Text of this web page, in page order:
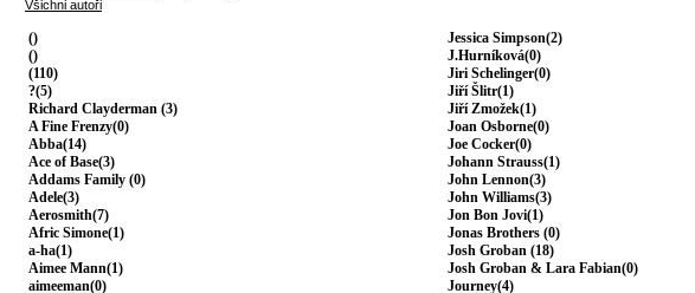
Všichni autoři
()
()
(110)
?(5)
Richard Clayderman (3)
A Fine Frenzy(0)
Abba(14)
Ace of Base(3)
Addams Family (0)
Adele(3)
Aerosmith(7)
Afric Simone(1)
a-ha(1)
Aimee Mann(1)
aimeeman(0)
Jessica Simpson(2)
J.Hurníková(0)
Jiri Schelinger(0)
Jiří Šlitr(1)
Jiří Zmožek(1)
Joan Osborne(0)
Joe Cocker(0)
Johann Strauss(1)
John Lennon(3)
John Williams(3)
Jon Bon Jovi(1)
Jonas Brothers (0)
Josh Groban (18)
Josh Groban & Lara Fabian(0)
Journey(4)